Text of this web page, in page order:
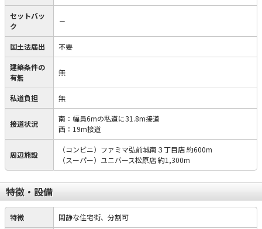
セットバッ
ク
－
国土法届出 不要
建築条件の
有無
無
私道負担 無
接道状況
南：幅員6mの私道に31.8m接道
西：19m接道
周辺施設
（コンビニ）ファミマ弘前城南３丁目店 約600m
（スーパー）ユニバース松原店 約1,300m
特徴・設備
特徴 閑静な住宅街、分割可